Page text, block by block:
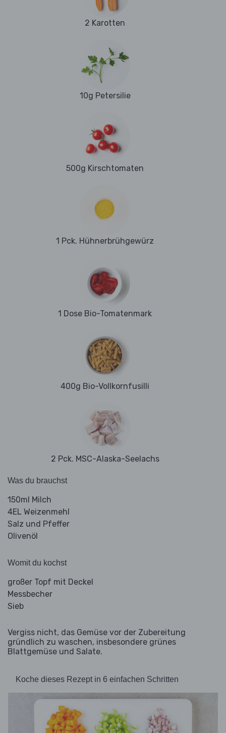
2 Karotten
10g Petersilie
500g Kirschtomaten
1 Pck. Hühnerbrühgewürz
1 Dose Bio-Tomatenmark
400g Bio-Vollkornfusilli
2 Pck. MSC-Alaska-Seelachs
Was du brauchst
150ml Milch
4EL Weizenmehl
Salz und Pfeffer
Olivenöl
Womit du kochst
großer Topf mit Deckel
Messbecher
Sieb
Vergiss nicht, das Gemüse vor der Zubereitung
gründlich zu waschen, insbesondere grünes
Blattgemüse und Salate.
Koche dieses Rezept in 6 einfachen Schritten